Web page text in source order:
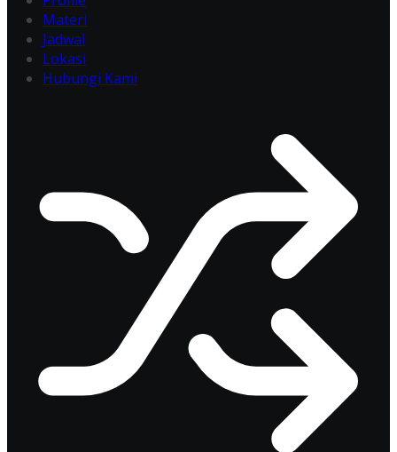
Materi
Jadwal
Lokasi
Hubungi Kami